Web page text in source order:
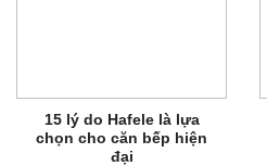
15 lý do Hafele là lựa
chọn cho căn bếp hiện
đại